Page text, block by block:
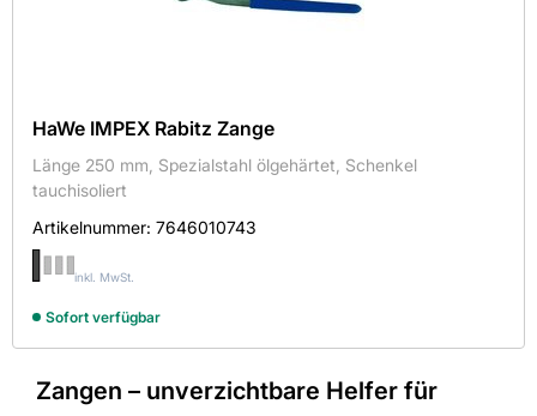
HaWe IMPEX Rabitz Zange
Länge 250 mm, Spezialstahl ölgehärtet, Schenkel
tauchisoliert
Artikelnummer: 7646010743
inkl. MwSt.
Sofort verfügbar
Zangen – unverzichtbare Helfer für